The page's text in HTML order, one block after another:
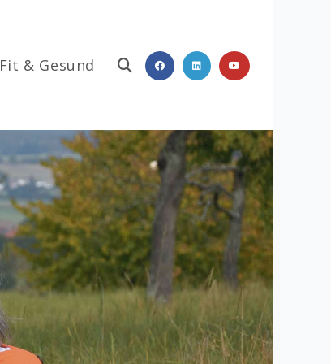
Fit & Gesund Website-
Suche
umschalten